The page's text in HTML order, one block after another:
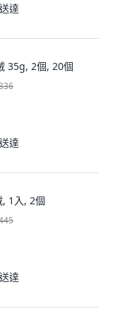
達
35g, 2個, 20個
達
1入, 2個
達